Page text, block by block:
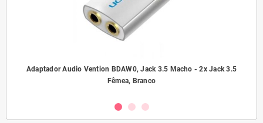
Adaptador Audio Vention BDAW0, Jack 3.5 Macho - 2x Jack 3.5
Fêmea, Branco